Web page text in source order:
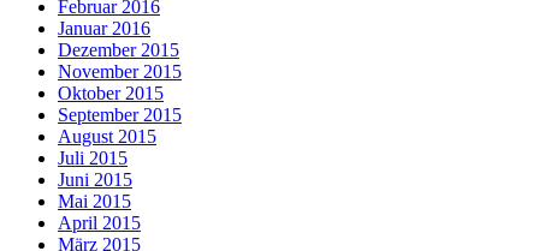
Februar 2016
Januar 2016
Dezember 2015
November 2015
Oktober 2015
September 2015
August 2015
Juli 2015
Juni 2015
Mai 2015
April 2015
März 2015